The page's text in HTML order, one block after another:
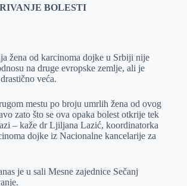
BOLESTI
žena od karcinoma dojke u Srbiji nije
na druge evropske zemlje, ali je
veća.
mestu po broju umrlih žena od ovog
zato što se ova opaka bolest otkrije tek
– kaže dr Ljiljana Lazić, koordinatorka
dojke iz Nacionalne kancelarije za
je u sali Mesne zajednice Sečanj